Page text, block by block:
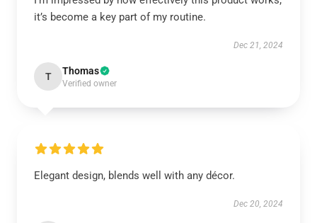
it’s become a key part of my routine.
Dec 21, 2024
T Thomas
Verified owner
Elegant design, blends well with any décor.
Dec 20, 2024